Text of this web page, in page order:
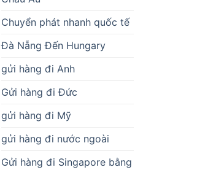
Chuyển phát nhanh quốc tế
Đà Nẵng Đến Hungary
gửi hàng đi Anh
Gửi hàng đi Đức
gửi hàng đi Mỹ
gửi hàng đi nước ngoài
Gửi hàng đi Singapore bằng